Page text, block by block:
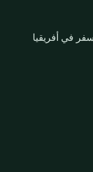
في أفريقيا